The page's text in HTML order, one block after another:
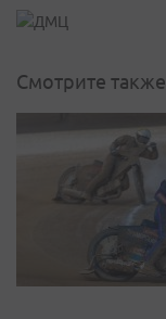
Смотрите также